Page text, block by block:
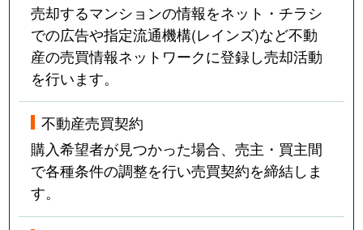
売却するマンションの情報をネット・チラシ
での広告や指定流通機構(レインズ)など不動
産の売買情報ネットワークに登録し売却活動
を行います。
不動産売買契約
購入希望者が見つかった場合、売主・買主間
で各種条件の調整を行い売買契約を締結しま
す。